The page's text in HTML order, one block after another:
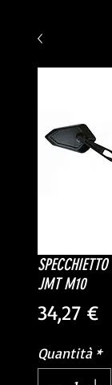
JMT M10
34,27 €
Quantità *